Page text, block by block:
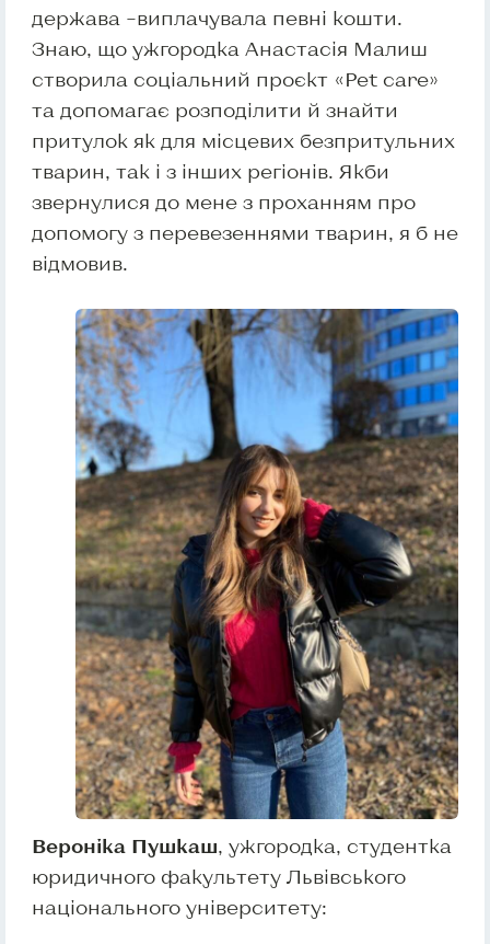
держава –виплачувала певні кошти.
Знаю, що ужгородка Анастасія Малиш
створила соціальний проєкт «Pet care»
та допомагає розподілити й знайти
притулок як для місцевих безпритульних
тварин, так і з інших регіонів. Якби
звернулися до мене з проханням про
допомогу з перевезеннями тварин, я б не
відмовив.
Вероніка Пушкаш, ужгородка, студентка
юридичного факультету Львівського
національного університету: